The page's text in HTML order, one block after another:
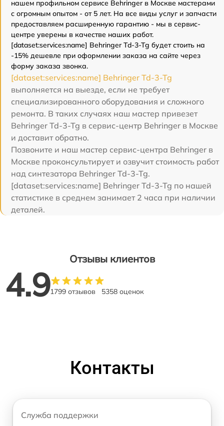
нашем профильном сервисе Behringer в Москве мастерами
с огромным опытом - от 5 лет. На все виды услуг и запчасти
предоставляем расширенную гарантию - мы в сервис-
центре уверены в качестве наших работ.
[dataset:services:name] Behringer Td-3-Tg будет стоить на
-15% дешевле при оформлении заказа на сайте через
форму заказа звонка.
[dataset:services:name] Behringer Td-3-Tg
выполняется на выезде, если не требует
специализированного оборудования и сложного
ремонта. В таких случаях наш мастер привезет
Behringer Td-3-Tg в сервис-центр Behringer в Москве
и доставит обратно.
Позвоните и наш мастер сервис-центра Behringer в
Москве проконсультирует и озвучит стоимость работ
над синтезатора Behringer Td-3-Tg.
[dataset:services:name] Behringer Td-3-Tg по нашей
статистике в среднем занимает 2 часа при наличии
деталей.
Отзывы клиентов
4.91799 отзывов 5358 оценок
Контакты
Служба поддержки